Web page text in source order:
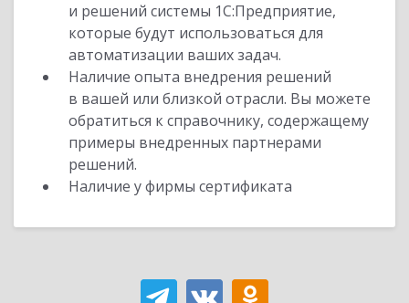
и решений системы 1С:Предприятие,
которые будут использоваться для
автоматизации ваших задач.
Наличие опыта внедрения решений
в вашей или близкой отрасли. Вы можете
обратиться к справочнику, содержащему
примеры внедренных партнерами
решений.
Наличие у фирмы сертификата